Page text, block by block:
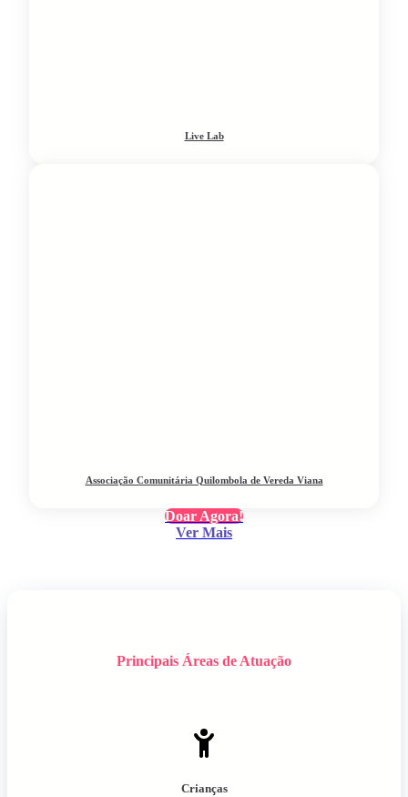
Live Lab
Associação Comunitária Quilombola de Vereda Viana
Doar Agora!
Ver Mais
Principais Áreas de Atuação
Crianças